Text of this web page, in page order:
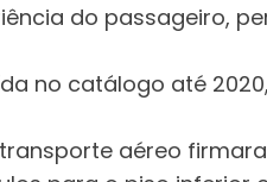
do passageiro,
no catálogo até
aéreo